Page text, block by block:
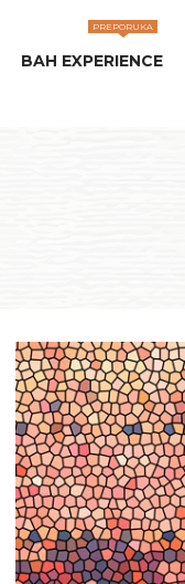
BAH EXPERIENCE
PREPORUKA